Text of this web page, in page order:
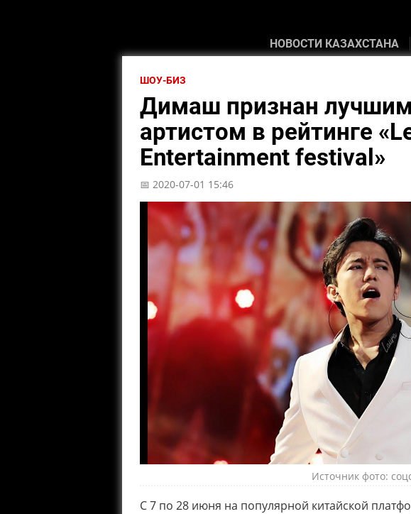
НОВОСТИ КАЗАХСТАНА
ШОУ-БИЗ
Димаш признан
артистом в рейтинге
Entertainment festival»
📅 2020-07-01 15:46
Источник фото:
С 7 по 28 июня на популярной китайской